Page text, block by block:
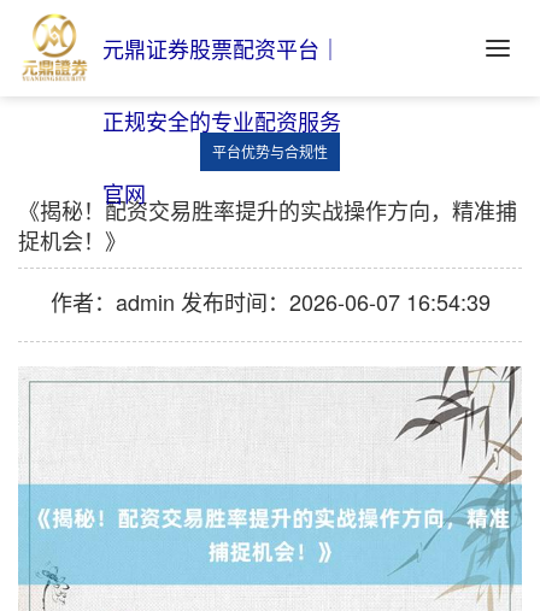
元鼎证券股票配资平台｜
正规安全的专业配资服务
官网
平台优势与合规性
《揭秘！配资交易胜率提升的实战操作方向，精准捕
捉机会！》
作者：admin 发布时间：2026-06-07 16:54:39